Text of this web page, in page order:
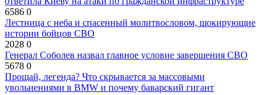
6586 0
Лестница с неба и спасенный молитвословом, шокирующие
истории бойцов СВО
2028 0
Генерал Соболев назвал главное условие завершения СВО
5678 0
Прощай, легенда? Что скрывается за массовыми
увольнениями в BMW и почему баварский гигант